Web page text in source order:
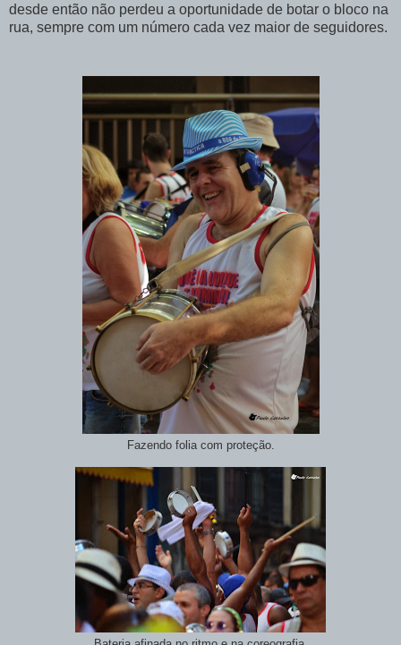
desde então não perdeu a oportunidade de botar o bloco na
rua, sempre com um número cada vez maior de seguidores.
Fazendo folia com proteção.